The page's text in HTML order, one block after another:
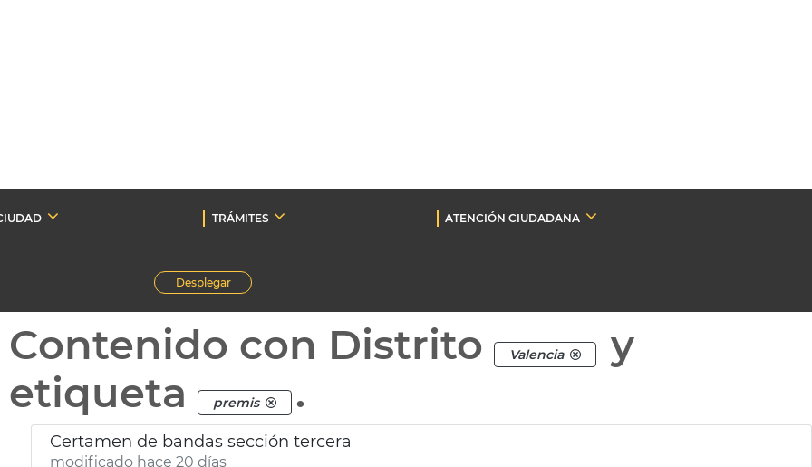
TRÁMITES ATENCIÓN CIUDADANA
Desplegar
Contenido con Distrito Valencia
y
etiqueta
premis .
Certamen de bandas sección tercera
modificado hace 20 días